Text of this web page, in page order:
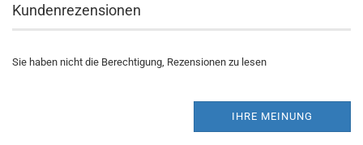
Kundenrezensionen
Sie haben nicht die Berechtigung, Rezensionen zu lesen
IHRE MEINUNG